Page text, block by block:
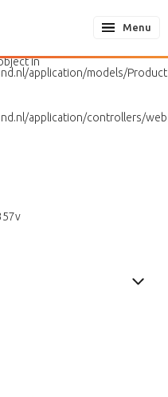
application/models/
in
application/models/
application/controllers/
Menu